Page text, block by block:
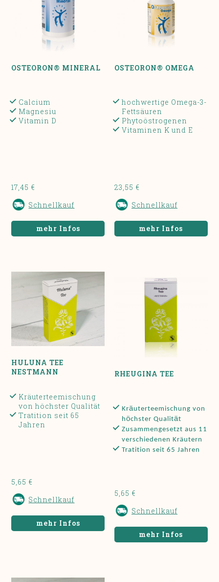
OSTEORON® MINERAL
Calcium
Magnesiu
Vitamin D
17,45 €
Schnellkauf
mehr Infos
OSTEORON® OMEGA
hochwertige Omega-3-
Fettsäuren
Phytoöstrogenen
Vitaminen K und E
23,55 €
Schnellkauf
mehr Infos
HULUNA TEE
NESTMANN
Kräuterteemischung
von höchster Qualität
Tratition seit 65
Jahren
5,65 €
Schnellkauf
mehr Infos
RHEUGINA TEE
Kräuterteemischung von
höchster Qualität
Zusammengesetzt aus 11
verschiedenen Kräutern
Tratition seit 65 Jahren
5,65 €
Schnellkauf
mehr Infos